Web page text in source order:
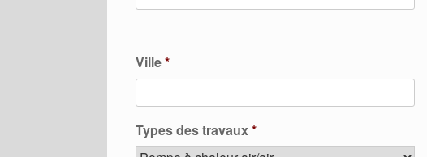
Ville*
Types des travaux*